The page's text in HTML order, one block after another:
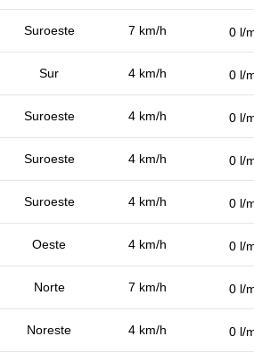
Suroeste 7 km/h 0 l/
Sur 4 km/h 0 l/
Suroeste 4 km/h 0 l/
Suroeste 4 km/h 0 l/
Suroeste 4 km/h 0 l/
Oeste 4 km/h 0 l/
Norte 7 km/h 0 l/
Noreste 4 km/h 0 l/